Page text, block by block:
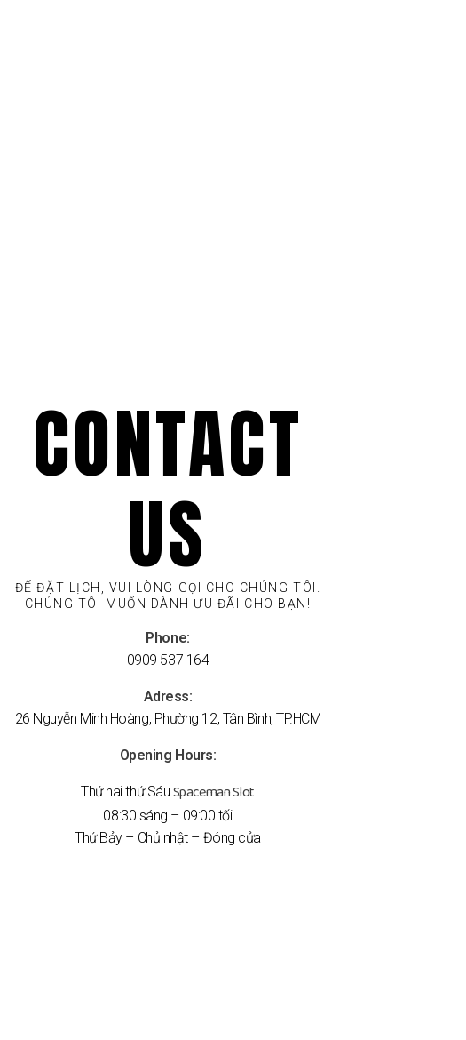
CONTACT
US​
ĐỂ ĐẶT LỊCH, VUI LÒNG GỌI CHO CHÚNG TÔI.
CHÚNG TÔI MUỐN DÀNH ƯU ĐÃI CHO BẠN!​
Phone:
0909 537 164
Adress:
26 Nguyễn Minh Hoàng, Phường 12, Tân Bình, TP.HCM
Opening Hours:
Thứ hai thứ Sáu Spaceman Slot
08:30 sáng – 09:00 tối
Thứ Bảy – Chủ nhật – Đóng cửa